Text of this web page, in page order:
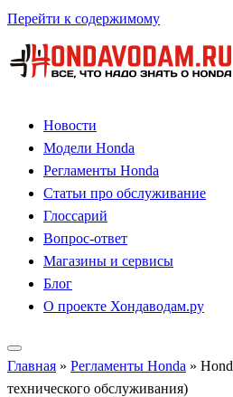
Перейти к содержимому
Новости
Модели Honda
Регламенты Honda
Статьи про обслуживание
Глоссарий
Вопрос-ответ
Магазины и сервисы
Блог
О проекте Хондаводам.ру
Главная » Регламенты Honda »
технического обслуживания)